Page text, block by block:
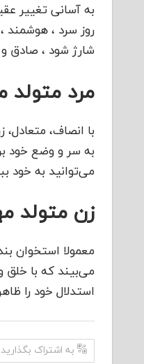
به آسانی تغییر
روز سرد ، هوشمند
شارژ شود ، صادق
مرد متولد
با انصاف،
به سر و وضع خود
می‌توانید به خود
زن متولد
معمولا استخوان
می‌بیند که با خلق
استدلال خود را
به اشتراک